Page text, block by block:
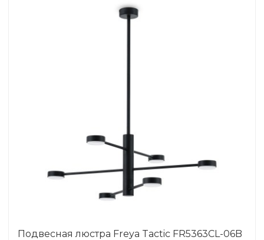
Подвесная люстра Freya Tactic FR5363CL-06B